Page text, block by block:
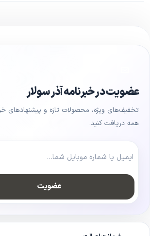
عضویت در خبرنامه آذر سولار
تخفیف‌های ویژه، محصولات تازه و پیشنهادهای
همه دریافت کنید.
عضویت